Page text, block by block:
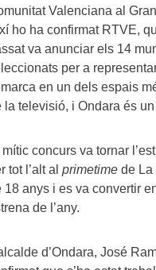
Valenciana al
ho ha confirmat RTVE,
va anunciar els 14
per a
en un dels espais
la televisió, i Ondara és un
mític concurs va tornar
tot l’alt al primetime de La
18 anys i es va convertir
de l’any.
d’Ondara, José